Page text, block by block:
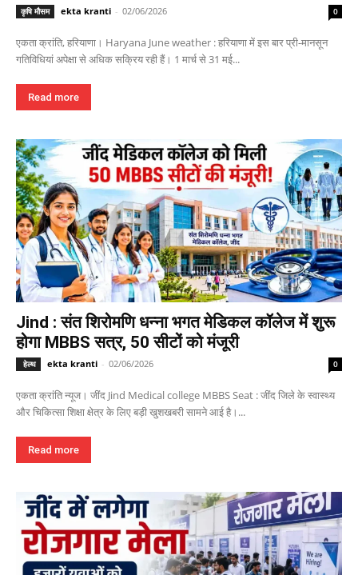
कृषि मौसम ekta kranti - 02/06/2026 0
एकता क्रांति, हरियाणा। Haryana June weather : हरियाणा में इस बार प्री-मानसून
गतिविधियां अपेक्षा से अधिक सक्रिय रही हैं। 1 मार्च से 31 मई...
Read more
Jind : संत शिरोमणि धन्ना भगत मेडिकल कॉलेज में शुरू
होगा MBBS सत्र, 50 सीटों को मंजूरी
हेल्थ ekta kranti - 02/06/2026 0
एकता क्रांति न्यूज। जींद Jind Medical college MBBS Seat : जींद जिले के स्वास्थ्य
और चिकित्सा शिक्षा क्षेत्र के लिए बड़ी खुशखबरी सामने आई है।...
Read more